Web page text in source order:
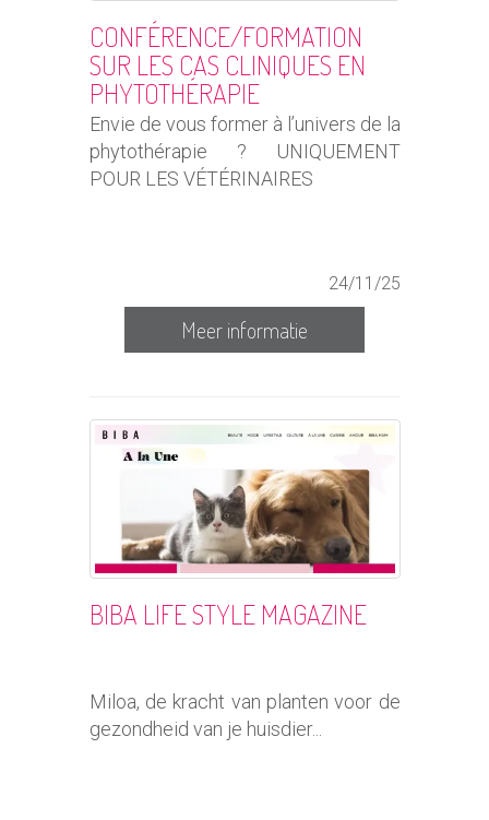
CONFÉRENCE/FORMATION
SUR LES CAS CLINIQUES EN
PHYTOTHÉRAPIE
Envie de vous former à l’univers de la
phytothérapie ? UNIQUEMENT
POUR LES VÉTÉRINAIRES
24/11/25
Meer informatie
BIBA LIFE STYLE MAGAZINE
Miloa, de kracht van planten voor de
gezondheid van je huisdier...